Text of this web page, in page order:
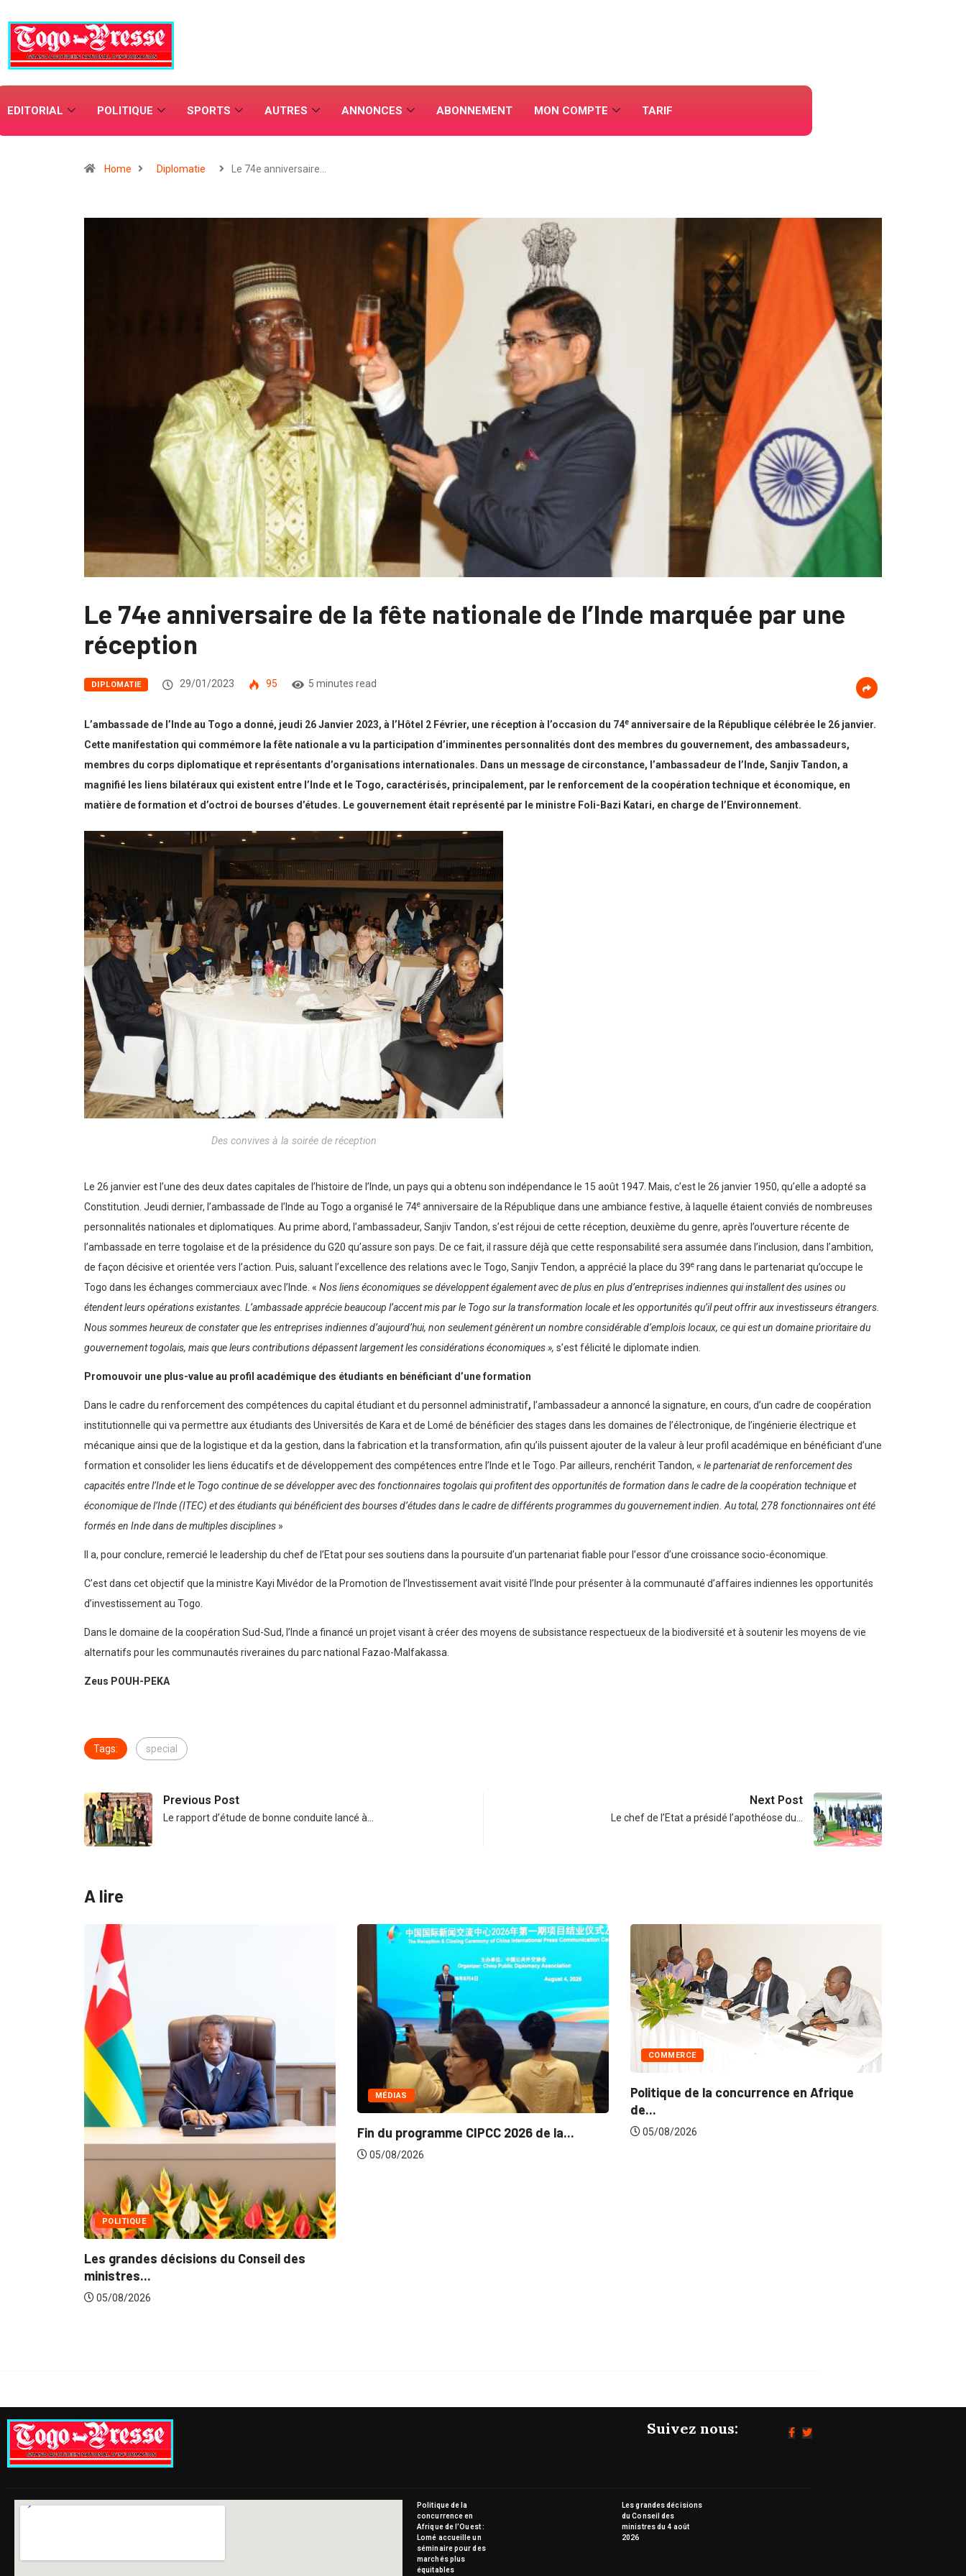
EDITORIAL POLITIQUE SPORTS AUTRES ANNONCES ABONNEMENT MON COMPTE TARIF
Home Diplomatie Le 74e anniversaire…
Le 74e anniversaire de la fête nationale de l’Inde marquée par une
réception
DIPLOMATIE 29/01/2023 95 5 minutes read
L’ambassade de l’Inde au Togo a donné, jeudi 26 Janvier 2023, à l’Hôtel 2 Février, une réception à l’occasion du 74e anniversaire de la République célébrée le 26 janvier.
Cette manifestation qui commémore la fête nationale a vu la participation d’imminentes personnalités dont des membres du gouvernement, des ambassadeurs,
membres du corps diplomatique et représentants d’organisations internationales. Dans un message de circonstance, l’ambassadeur de l’Inde, Sanjiv Tandon, a
magnifié les liens bilatéraux qui existent entre l’Inde et le Togo, caractérisés, principalement, par le renforcement de la coopération technique et économique, en
matière de formation et d’octroi de bourses d’études. Le gouvernement était représenté par le ministre Foli-Bazi Katari, en charge de l’Environnement.
Des convives à la soirée de réception
Le 26 janvier est l’une des deux dates capitales de l’histoire de l’Inde, un pays qui a obtenu son indépendance le 15 août 1947. Mais, c’est le 26 janvier 1950, qu’elle a adopté sa
Constitution. Jeudi dernier, l’ambassade de l’Inde au Togo a organisé le 74e anniversaire de la République dans une ambiance festive, à laquelle étaient conviés de nombreuses
personnalités nationales et diplomatiques. Au prime abord, l’ambassadeur, Sanjiv Tandon, s’est réjoui de cette réception, deuxième du genre, après l’ouverture récente de
l’ambassade en terre togolaise et de la présidence du G20 qu’assure son pays. De ce fait, il rassure déjà que cette responsabilité sera assumée dans l’inclusion, dans l’ambition,
de façon décisive et orientée vers l’action. Puis, saluant l’excellence des relations avec le Togo, Sanjiv Tendon, a apprécié la place du 39e rang dans le partenariat qu’occupe le
Togo dans les échanges commerciaux avec l’Inde. « Nos liens économiques se développent également avec de plus en plus d’entreprises indiennes qui installent des usines ou
étendent leurs opérations existantes. L’ambassade apprécie beaucoup l’accent mis par le Togo sur la transformation locale et les opportunités qu’il peut offrir aux investisseurs étrangers.
Nous sommes heureux de constater que les entreprises indiennes d’aujourd’hui, non seulement génèrent un nombre considérable d’emplois locaux, ce qui est un domaine prioritaire du
gouvernement togolais, mais que leurs contributions dépassent largement les considérations économiques », s’est félicité le diplomate indien
Promouvoir une plus-value au profil académique des étudiants en bénéficiant d’une formation
Dans le cadre du renforcement des compétences du capital étudiant et du personnel administratif, l’ambassadeur a annoncé la signature, en cours, d’un cadre de coopération
institutionnelle qui va permettre aux étudiants des Universités de Kara et de Lomé de bénéficier des stages dans les domaines de l’électronique, de l’ingénierie électrique et
mécanique ainsi que de la logistique et da la gestion, dans la fabrication et la transformation, afin qu’ils puissent ajouter de la valeur à leur profil académique en bénéficiant d’une
formation et consolider les liens éducatifs et de développement des compétences entre l’Inde et le Togo. Par ailleurs, renchérit Tandon, « le partenariat de renforcement des
capacités entre l’Inde et le Togo continue de se développer avec des fonctionnaires togolais qui profitent des opportunités de formation dans le cadre de la coopération technique et
économique de l’Inde (ITEC) et des étudiants qui bénéficient des bourses d’études dans le cadre de différents programmes du gouvernement indien. Au total, 278 fonctionnaires ont été
formés en Inde dans de multiples disciplines »
Il a, pour conclure, remercié le leadership du chef de l’Etat pour ses soutiens dans la poursuite d’un partenariat fiable pour l’essor d’une croissance socio-économique.
C’est dans cet objectif que la ministre Kayi Mivédor de la Promotion de l’Investissement avait visité l’Inde pour présenter à la communauté d’affaires indiennes les opportunités
d’investissement au Togo.
Dans le domaine de la coopération Sud-Sud, l’Inde a financé un projet visant à créer des moyens de subsistance respectueux de la biodiversité et à soutenir les moyens de vie
alternatifs pour les communautés riveraines du parc national Fazao-Malfakassa.
Zeus POUH-PEKA
Tags: special
Previous Post
Le rapport d’étude de bonne conduite lancé à…
Next Post
Le chef de l’Etat a présidé l’apothéose du…
A lire
du Conseil des
MÉDIAS
Fin du programme CIPCC 2026 de la...
COMMERCE
Politique de la concurrence en Afrique
de...
05/08/2026
Suivez nous:
Politique de la
concurrence en
Afrique de l’Ouest :
Lomé accueille un
séminaire pour des
marchés plus
équitables
Les grandes décisions
du Conseil des
ministres du 4 août
2026